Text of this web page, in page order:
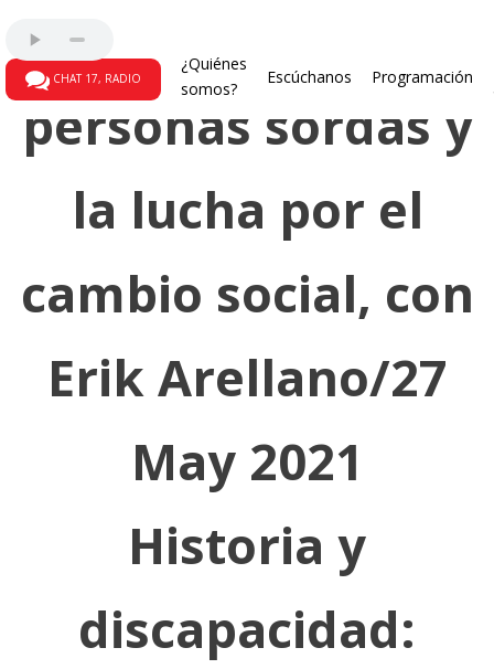
CHAT 17, RADIO
¿Quiénes
somos?
Escúchanos Programación
H. y discapacidad:
personas sordas y
la lucha por el
cambio social, con
Erik Arellano/27
May 2021
Historia y
discapacidad: